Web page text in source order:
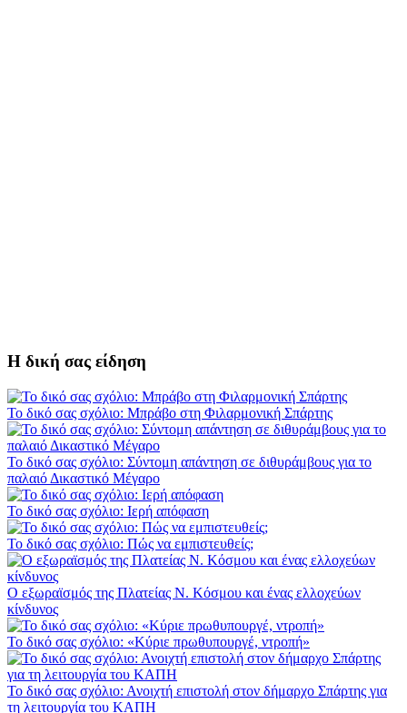
Η δική σας είδηση
Το δικό σας σχόλιο: Μπράβο στη Φιλαρμονική Σπάρτης
Το δικό σας σχόλιο: Σύντομη απάντηση σε διθυράμβους για το
παλαιό Δικαστικό Μέγαρο
Το δικό σας σχόλιο: Ιερή απόφαση
Το δικό σας σχόλιο: Πώς να εμπιστευθείς;
Ο εξωραϊσμός της Πλατείας Ν. Κόσμου και ένας ελλοχεύων
κίνδυνος
Το δικό σας σχόλιο: «Κύριε πρωθυπουργέ, ντροπή»
Το δικό σας σχόλιο: Ανοιχτή επιστολή στον δήμαρχο Σπάρτης για
τη λειτουργία του ΚΑΠΗ